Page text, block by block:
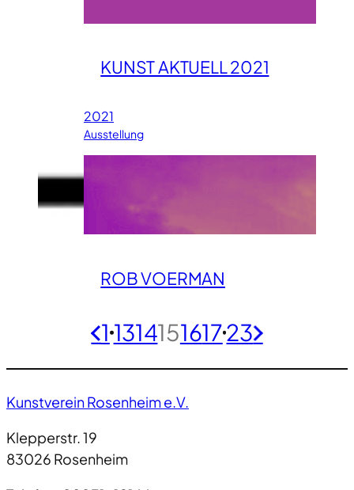
KUNST AKTUELL 2021
2021
Ausstellung
ROB VOERMAN
«1…
1314151617…
23»
Kunstverein Rosenheim e.V.
Klepperstr. 19
83026 Rosenheim